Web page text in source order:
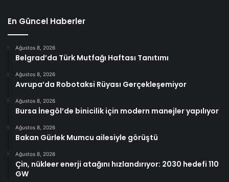
En Güncel Haberler
Ağustos 8, 2026
Belgrad’da Türk Mutfağı Haftası Tanıtımı
Ağustos 8, 2026
Avrupa’da Robotaksi Rüyası Gerçekleşemiyor
Ağustos 8, 2026
Bursa İnegöl’de binicilik için modern manejler yapılıyor
Ağustos 8, 2026
Bakan Gürlek Mumcu ailesiyle görüştü
Ağustos 8, 2026
Çin, nükleer enerji atağını hızlandırıyor: 2030 hedefi 110
GW